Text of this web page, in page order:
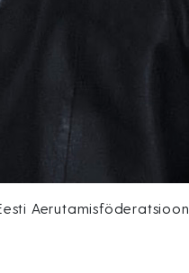
Aerutamisföderatsioon